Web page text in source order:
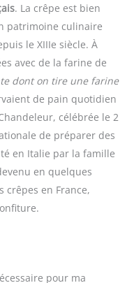
. La crêpe est bien
patrimoine culinaire
le XIIIe siècle. À
avec de la farine de
dont on tire une farine
de pain quotidien
célébrée le 2
de préparer des
en Italie par la famille
en quelques
crêpes en France,
pour ma